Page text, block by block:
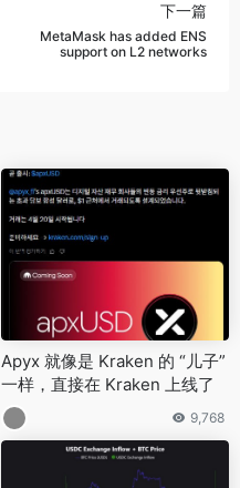
下一篇
MetaMask has added ENS
support on L2 networks
Apyx 就像是 Kraken 的 “儿子”
一样，直接在 Kraken 上线了
9,768